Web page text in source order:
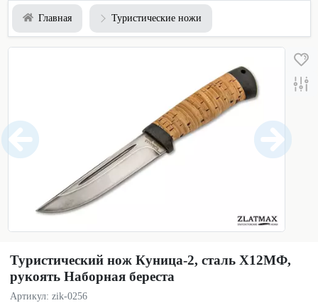
Главная Туристические ножи
Туристический нож Куница-2, сталь Х12МФ,
рукоять Наборная береста
Артикул: zik-0256